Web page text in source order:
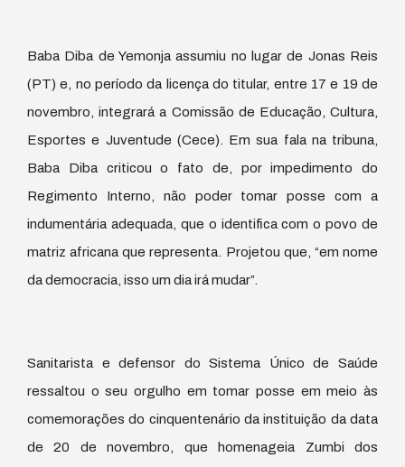
Baba Diba de Yemonja assumiu no lugar de Jonas Reis
(PT) e, no período da licença do titular, entre 17 e 19 de
novembro, integrará a Comissão de Educação, Cultura,
Esportes e Juventude (Cece). Em sua fala na tribuna,
Baba Diba criticou o fato de, por impedimento do
Regimento Interno, não poder tomar posse com a
indumentária adequada, que o identifica com o povo de
matriz africana que representa. Projetou que, “em nome
da democracia, isso um dia irá mudar”.
Sanitarista e defensor do Sistema Único de Saúde
ressaltou o seu orgulho em tomar posse em meio às
comemorações do cinquentenário da instituição da data
de 20 de novembro, que homenageia Zumbi dos